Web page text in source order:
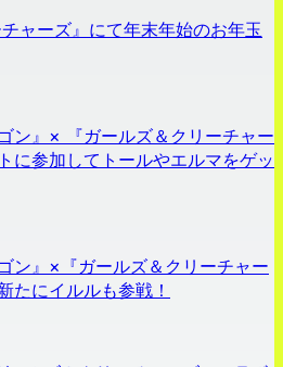
ャーズ』にて年末年始のお年玉
ン』× 『ガールズ＆クリーチャー
に参加してトールやエルマをゲッ
ン』×『ガールズ＆クリーチャー
たにイルルも参戦！